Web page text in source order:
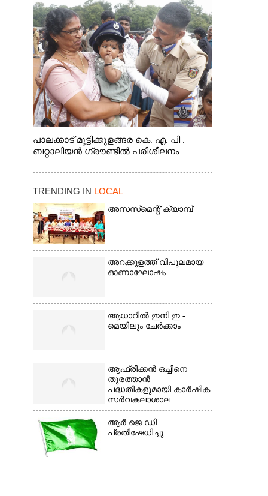
പാലക്കാട് മുട്ടിക്കുളങ്ങര കെ. എ. പി .
ബറ്റാലിയൻ ഗ്രൗണ്ടിൽ പരിശീലനം
TRENDING IN LOCAL
അസസ്‌മെന്റ് ക്യാമ്പ്
അറക്കുളത്ത് വിപുലമായ
ഓണാഘോഷം
ആധാറിൽ ഇനി ഇ -
മെയിലും ചേർക്കാം
ആഫ്രിക്കൻ ഒച്ചിനെ
തുരത്താൻ
പദ്ധതികളുമായി കാർഷിക
സർവകലാശാല
ആർ.ജെ.ഡി
പ്രതിഷേധിച്ചു